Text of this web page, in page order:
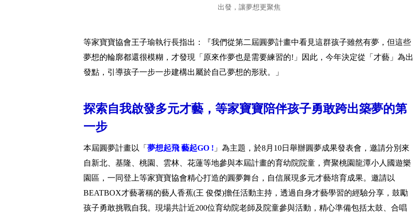
出發，讓夢想更聚焦
等家寶寶協會王子瑜執行長指出：『我們從第二屆圓夢計畫中看見這群孩子雖然有夢，但這些
夢想的輪廓都還很模糊，才發現「原來作夢也是需要練習的!」因此，今年決定從「才藝」為出
發點，引導孩子一步一步建構出屬於自己夢想的形狀。」
探索自我啟發多元才藝，等家寶寶陪伴孩子勇敢跨出築夢的第
一步
本屆圓夢計畫以「 夢想起飛 藝起GO ! 」為主題，於8月10日舉辦圓夢成果發表會，邀請分別來
自新北、基隆、桃園、雲林、花蓮等地參與本屆計畫的育幼院院童，齊聚桃園龍潭小人國遊樂
園區，一同登上等家寶寶協會精心打造的圓夢舞台，自信展現多元才藝培育成果。邀請以
BEATBOX才藝著稱的藝人香蕉(王 俊傑)擔任活動主持，透過自身才藝學習的經驗分享，鼓勵
孩子勇敢挑戰自我。現場共計近200位育幼院老師及院童參與活動，精心準備包括太鼓、合唱